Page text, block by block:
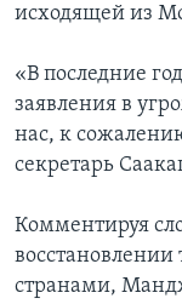
исходящей из
«В последние
заявления в
нас, к
секретарь
Комментируя
странами,